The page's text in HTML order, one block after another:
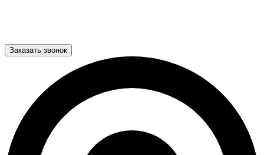
Заказать звонок